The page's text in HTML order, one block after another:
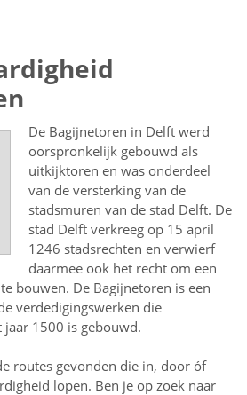
De Bagijnetoren in Delft werd
oorspronkelijk gebouwd als
uitkijktoren en was onderdeel
van de versterking van de
stadsmuren van de stad Delft. De
stad Delft verkreeg op 15 april
1246 stadsrechten en verwierf
daarmee ook het recht om een
bouwen. De Bagijnetoren is een
verdedigingswerken die
1500 is gebouwd.
routes gevonden die in, door óf
lopen. Ben je op zoek naar